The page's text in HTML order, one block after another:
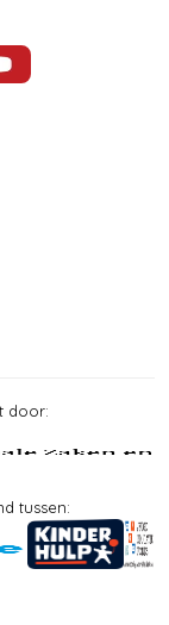
YouTube
door:
tussen: